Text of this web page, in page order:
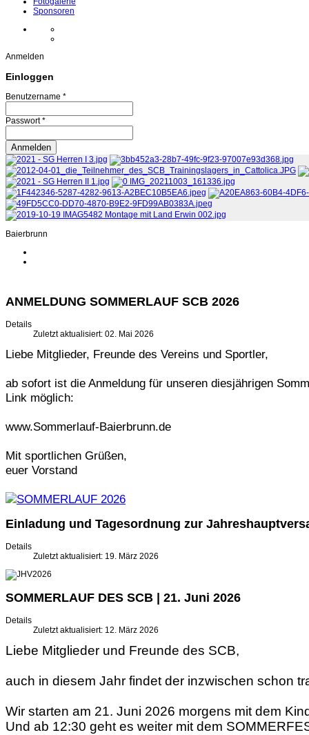
Sponsoren
Anmelden
Einloggen
Benutzername *
Passwort *
Baierbrunn
ANMELDUNG SOMMERLAUF SCB 2026
Details
Zuletzt aktualisiert: 02. Mai 2026
Liebe Mitglieder, Freunde des Vereins und Sportler,
ab sofort ist die Anmeldung für unseren diesjährigen
Link möglich:
www.Sommerlauf-Baierbrunn.de
Mit sportlichen Grüßen,
euer Vorstand
Einladung und Tagesordnung zur
Details
Zuletzt aktualisiert: 19. März 2026
SOMMERLAUF DES SCB | 21. Juni 2026
Details
Zuletzt aktualisiert: 12. März 2026
Liebe Mitglieder und Freunde des SCB,
auch in diesem Jahr findet der inzwischen schon
Wir starten am 21. Juni 2026 morgens mit dem
Und ab 12:30 geht es weiter mit dem